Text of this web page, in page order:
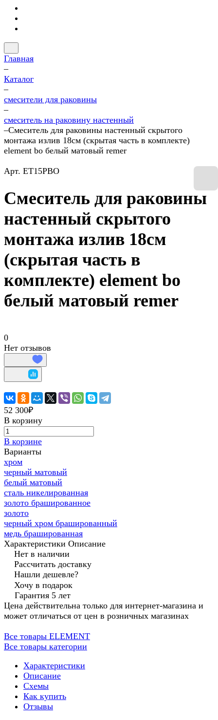
Главная
–
Каталог
–
смесители для раковины
–
смеситель на раковину настенный
–Смеситель для раковины настенный скрытого
монтажа излив 18см (скрытая часть в комплекте)
element bo белый матовый remer
Арт. ET15PBO
Смеситель для раковины
настенный скрытого
монтажа излив 18см
(скрытая часть в
комплекте) element bo
белый матовый remer
0
Нет отзывов
52 300₽
В корзину
В корзине
Варианты
хром
черный матовый
белый матовый
сталь никелированная
золото брашированное
золото
черный хром брашированный
медь брашированная
Характеристики Описание
Нет в наличии
Рассчитать доставку
Нашли дешевле?
Хочу в подарок
Гарантия 5 лет
Цена действительна только для интернет-магазина и
может отличаться от цен в розничных магазинах
Все товары ELEMENT
Все товары категории
Характеристики
Описание
Схемы
Как купить
Отзывы